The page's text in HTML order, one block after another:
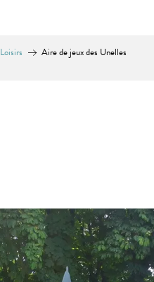
Loisirs Aire de jeux des Unelles